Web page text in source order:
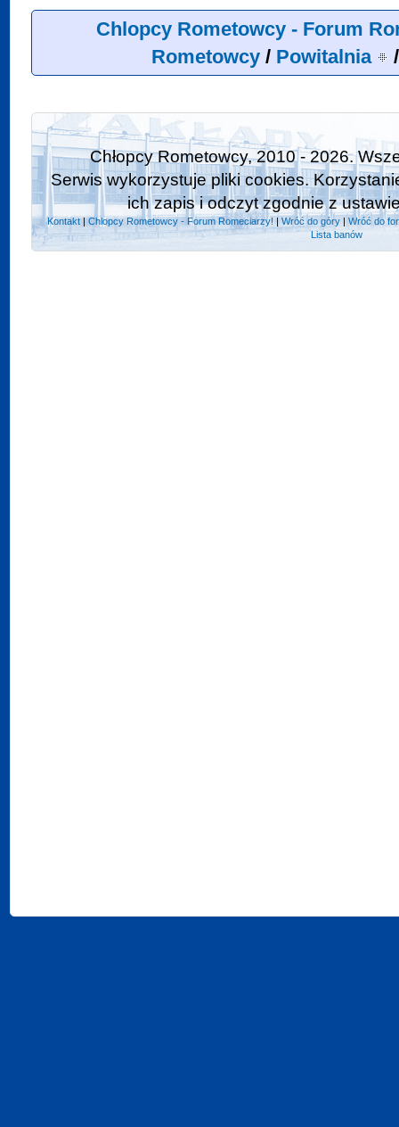
Chlopcy Rometowcy - Forum
Rometowcy/ Powitalnia
Chłopcy Rometowcy, 2010 - 2026.
Serwis wykorzystuje pliki cookies.
ich zapis i odczyt zgodnie z
Kontakt| Chlopcy Rometowcy - Forum Romeciarzy! |Wróć do góry| Wróć do
Lista banów